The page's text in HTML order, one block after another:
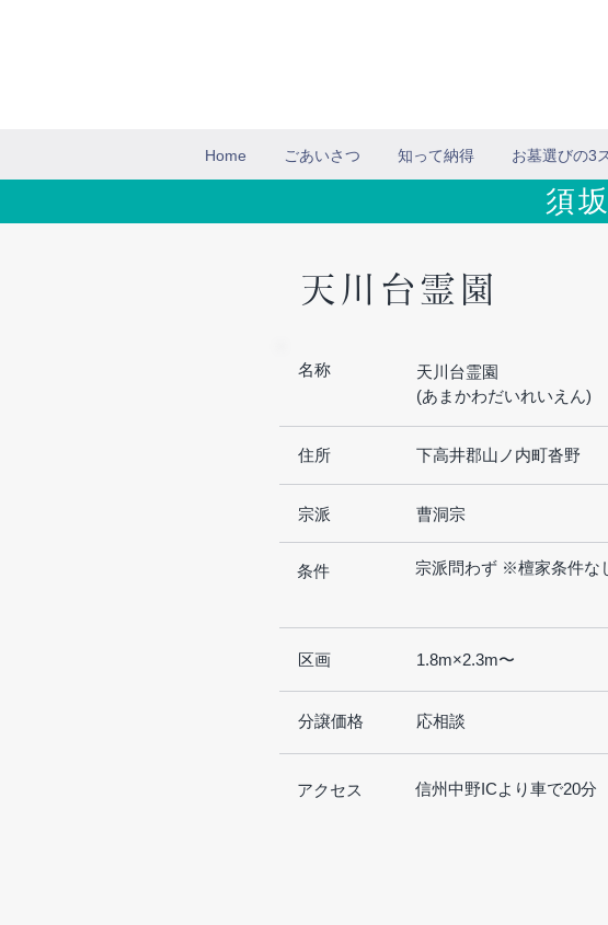
Home ごあいさつ 知って納得 お墓選びの3
天川台霊園
アクセス
名称
天川台霊園
(あまかわだいれいえん)
住所 下高井郡山ノ内町沓野
宗派 曹洞宗
条件 宗派問わず ※檀家条件な
区画 1.8m×2.3m〜
分譲価格 応相談
信州中野ICより車で20分
須